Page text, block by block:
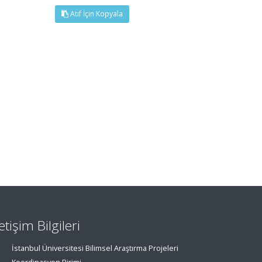
Atıf İçin Kopyala
Bilgileri
İstanbul Üniversitesi Bilimsel Araştırma Projeleri